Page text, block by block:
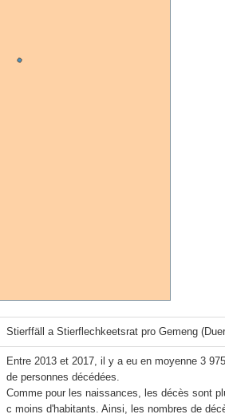
Stierffäll a Stierflechkeetsrat pro Gemeng
Entre 2013 et 2017, il y a eu en moyenne 3
de personnes décédées.
Comme pour les naissances, les décès sont
c moins d'habitants. Ainsi, les nombres de